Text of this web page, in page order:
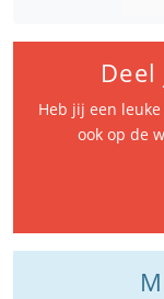
Heb jij een
ook op de